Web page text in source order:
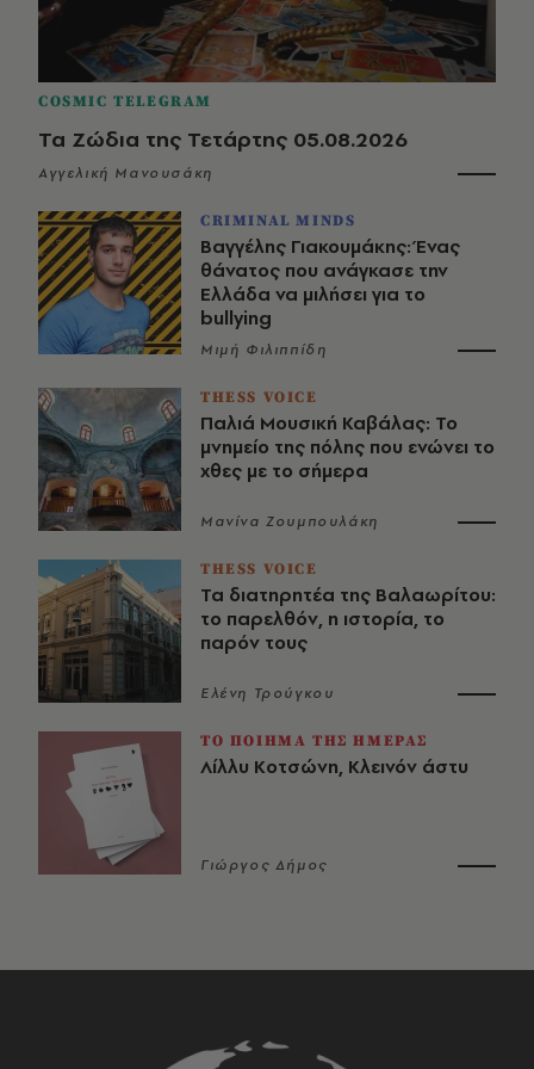
COSMIC TELEGRAM
Τα Ζώδια της Τετάρτης 05.08.2026
Αγγελική Μανουσάκη
CRIMINAL MINDS
Βαγγέλης Γιακουμάκης: Ένας
θάνατος που ανάγκασε την
Ελλάδα να μιλήσει για το
bullying
Μιμή Φιλιππίδη
THESS VOICE
Παλιά Μουσική Καβάλας: Το
μνημείο της πόλης που ενώνει το
χθες με το σήμερα
Μανίνα Ζουμπουλάκη
THESS VOICE
Τα διατηρητέα της Βαλαωρίτου:
το παρελθόν, η ιστορία, το
παρόν τους
Ελένη Τρούγκου
ΤΟ ΠΟΙΗΜΑ ΤΗΣ ΗΜΕΡΑΣ
Λίλλυ Κοτσώνη, Κλεινόν άστυ
Γιώργος Δήμος